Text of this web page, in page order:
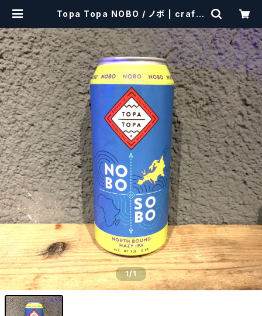
Topa Topa NOBO / ノボ | craftb
1/1